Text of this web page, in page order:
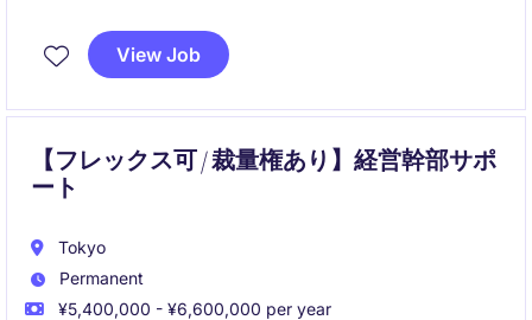
活かし、戦略的なサポートを提供いただける方を募集
しています。
View Job
【フレックス可 / 裁量権あり】経営幹部サポ
ート
Tokyo
Permanent
¥5,400,000 - ¥6,600,000 per year